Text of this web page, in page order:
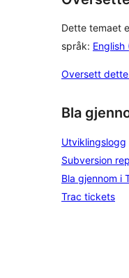
Dette temaet
språk: English
Oversett
Bla
Utviklingslogg
Subversion
Bla gjennom i
Trac tickets